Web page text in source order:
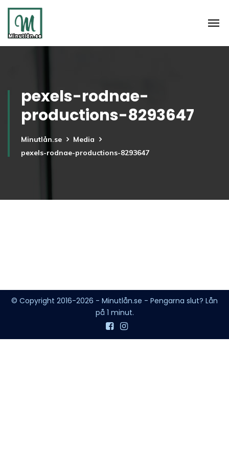
pexels-rodnae-
productions-8293647
Minutlån.se
Media
pexels-rodnae-productions-8293647
© Copyright 2016-2026 - Minutlån.se - Pengarna slut? Lån
på 1 minut.